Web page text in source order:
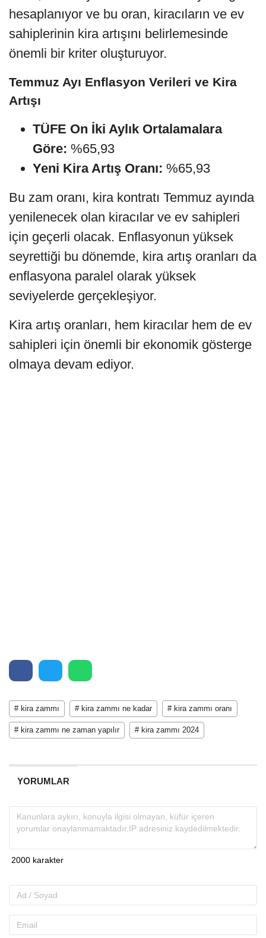
hesaplanıyor ve bu oran, kiracıların ve ev
sahiplerinin kira artışını belirlemesinde
önemli bir kriter oluşturuyor.
Temmuz Ayı Enflasyon Verileri ve Kira
Artışı
TÜFE On İki Aylık Ortalamalara
Göre: %65,93
Yeni Kira Artış Oranı: %65,93
Bu zam oranı, kira kontratı Temmuz ayında
yenilenecek olan kiracılar ve ev sahipleri
için geçerli olacak. Enflasyonun yüksek
seyrettiği bu dönemde, kira artış oranları da
enflasyona paralel olarak yüksek
seviyelerde gerçekleşiyor.
Kira artış oranları, hem kiracılar hem de ev
sahipleri için önemli bir ekonomik gösterge
olmaya devam ediyor.
# kira zammı # kira zammı ne kadar # kira zammı oranı
# kira zammı ne zaman yapılır # kira zammı 2024
YORUMLAR